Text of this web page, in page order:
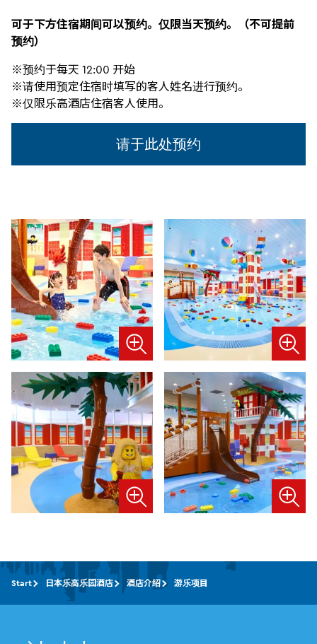
可于下方住宿期间可以预约。 仅限当天预约。（不可提前
预约）
※预约于每天 12:00 开始
※请使用预定住宿时填写的客人姓名进行预约。
※仅限乐高酒店住宿客人使用。
请于此处预约
Start 日本乐高乐园酒店 酒店介绍 游乐项目